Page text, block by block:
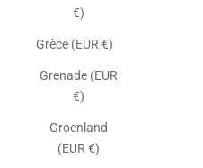
€)
Grèce (EUR €)
Grenade (EUR
€)
Groenland
(EUR €)